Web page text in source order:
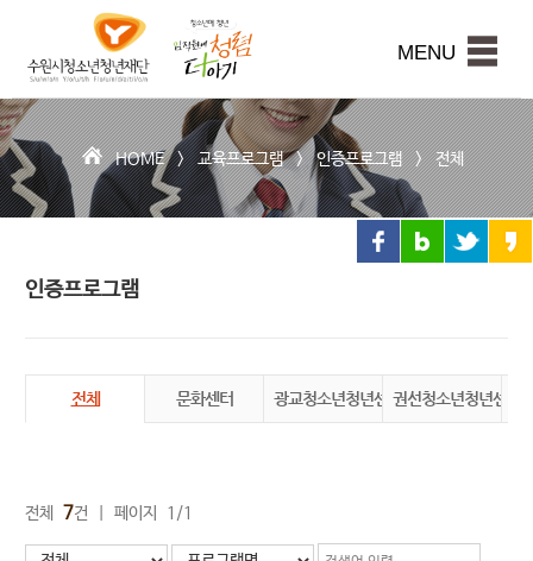
본문내용 바로가기
시
청
소
년
청
년
재
단
MENU
HOME >교육프로그램>인증프로그램>전체
인증프로그램
전체 문화센터 광교청소년청년센터권선청소년청년센터
전체 7건 | 페이지 1/1